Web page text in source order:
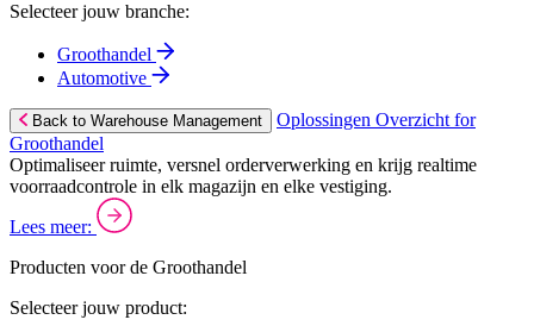
Selecteer jouw branche:
Groothandel
Automotive
Back to Warehouse Management
Oplossingen Overzicht for
Groothandel
Optimaliseer ruimte, versnel orderverwerking en krijg realtime
voorraadcontrole in elk magazijn en elke vestiging.
Lees meer:
Producten voor de Groothandel
Selecteer jouw product: